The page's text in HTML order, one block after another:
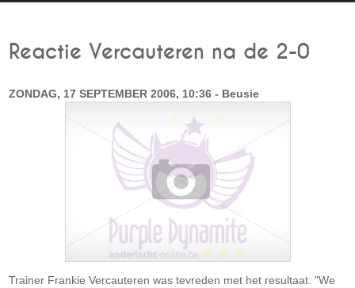
Reactie Vercauteren na de 2-0
ZONDAG, 17 SEPTEMBER 2006, 10:36 - Beusie
Trainer Frankie Vercauteren was tevreden met het resultaat. "We